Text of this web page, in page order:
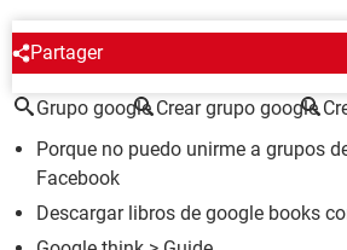
Partager
ALREDEDOR DEL MISMO TEMA
Grupo google Crear grupo google
Porque no puedo unirme a grupos
Facebook
Descargar libros de google books